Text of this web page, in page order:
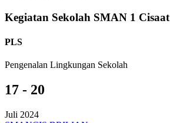
Kegiatan Sekolah SMAN 1 Cisaat
PLS
Pengenalan Lingkungan Sekolah
17 - 20
Juli 2024